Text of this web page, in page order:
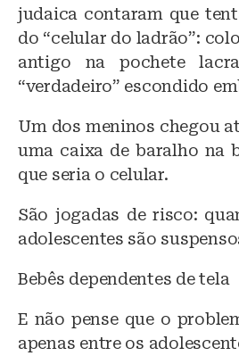
judaica contaram que
do “celular do ladrão”:
antigo na pochete
“verdadeiro” escondido
Um dos meninos chegou
uma caixa de baralho na
que seria o celular.
São jogadas de risco:
adolescentes são
Bebês dependentes de tela
E não pense que o
apenas entre os